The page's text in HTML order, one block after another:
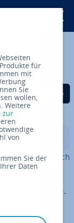
teilen
teilen
LinkedIn
und dennoch
nicht, wie in
Klick ver­grö­
dennoch ver­
eine einfache
Foto in
für
mit
Sie
wollen,
Weitere
zur
von
Sie der
Daten